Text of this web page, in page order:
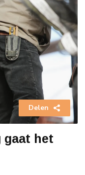
Delen
gaat het